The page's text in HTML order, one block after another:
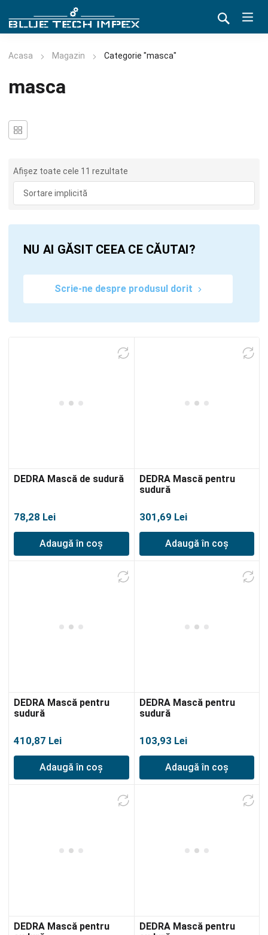
Acasa Magazin Categorie "masca"
masca
Afișez toate cele 11 rezultate
NU AI GĂSIT CEEA CE CĂUTAI?
Scrie-ne despre produsul dorit
DEDRA Mască de sudură
78,28 Lei
Adaugă în coș
DEDRA Mască pentru
sudură
301,69 Lei
Adaugă în coș
DEDRA Mască pentru
sudură
410,87 Lei
Adaugă în coș
DEDRA Mască pentru
sudură
103,93 Lei
Adaugă în coș
DEDRA Mască pentru
DEDRA Mască pentru